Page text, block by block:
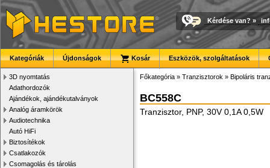
Kérdése van? »
Kategóriák Újdonságok Kosár Eszközök, szolgáltatások
3D nyomtatás
Adathordozók
Ajándékok, ajándékutalványok
Analóg áramkörök
Audiotechnika
Autó HiFi
Biztosítékok
Csatlakozók
Csomagolás és tárolás
Főkategória » Tranzisztorok » Bipoláris
BC558C
Tranzisztor, PNP, 30V 0,1A 0,5W